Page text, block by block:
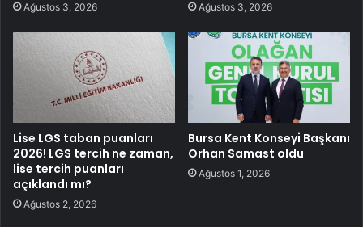
Ağustos 3, 2026 Ağustos 3, 2026
Lise LGS taban puanları
2026! LGS tercih ne zaman,
lise tercih puanları
açıklandı mı?
Ağustos 2, 2026
Bursa Kent Konseyi Başkanı
Orhan Samast oldu
Ağustos 1, 2026